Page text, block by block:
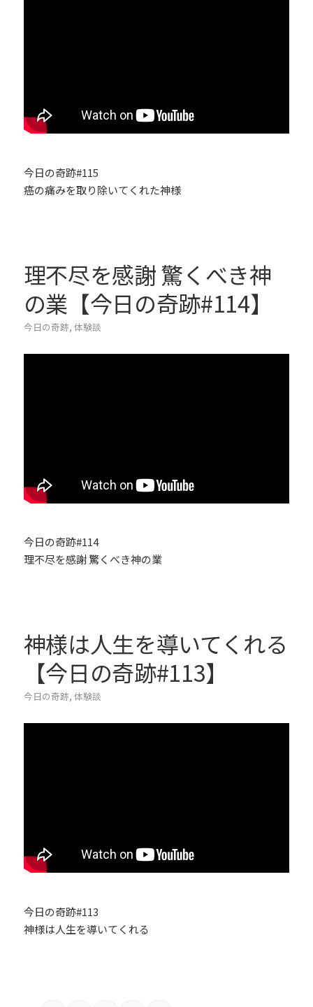
今日の奇跡#115
癌の痛みを取り除いてくれた神様
理不尽を感謝 驚くべき神
の業【今日の奇跡#114】
今日の奇跡, 体験談
今日の奇跡#114
理不尽を感謝 驚くべき神の業
神様は人生を導いてくれる
【今日の奇跡#113】
今日の奇跡, 体験談
今日の奇跡#113
神様は人生を導いてくれる